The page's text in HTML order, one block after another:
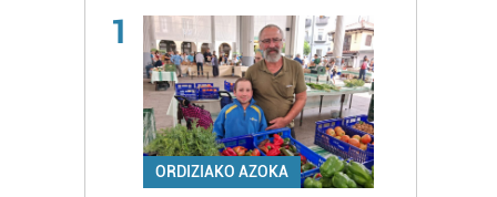
1
ORDIZIAKO AZOKA